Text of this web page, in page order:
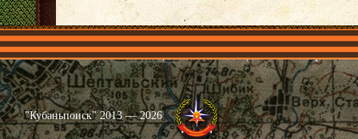
Главная Имена Общественные объединения Проекты
"Кубаньпоиск" 2013 — 2026